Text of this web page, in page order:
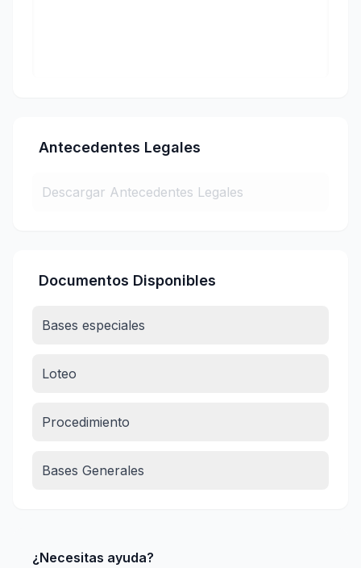
Antecedentes Legales
Descargar Antecedentes Legales
Documentos Disponibles
Bases especiales
Loteo
Procedimiento
Bases Generales
¿Necesitas ayuda?